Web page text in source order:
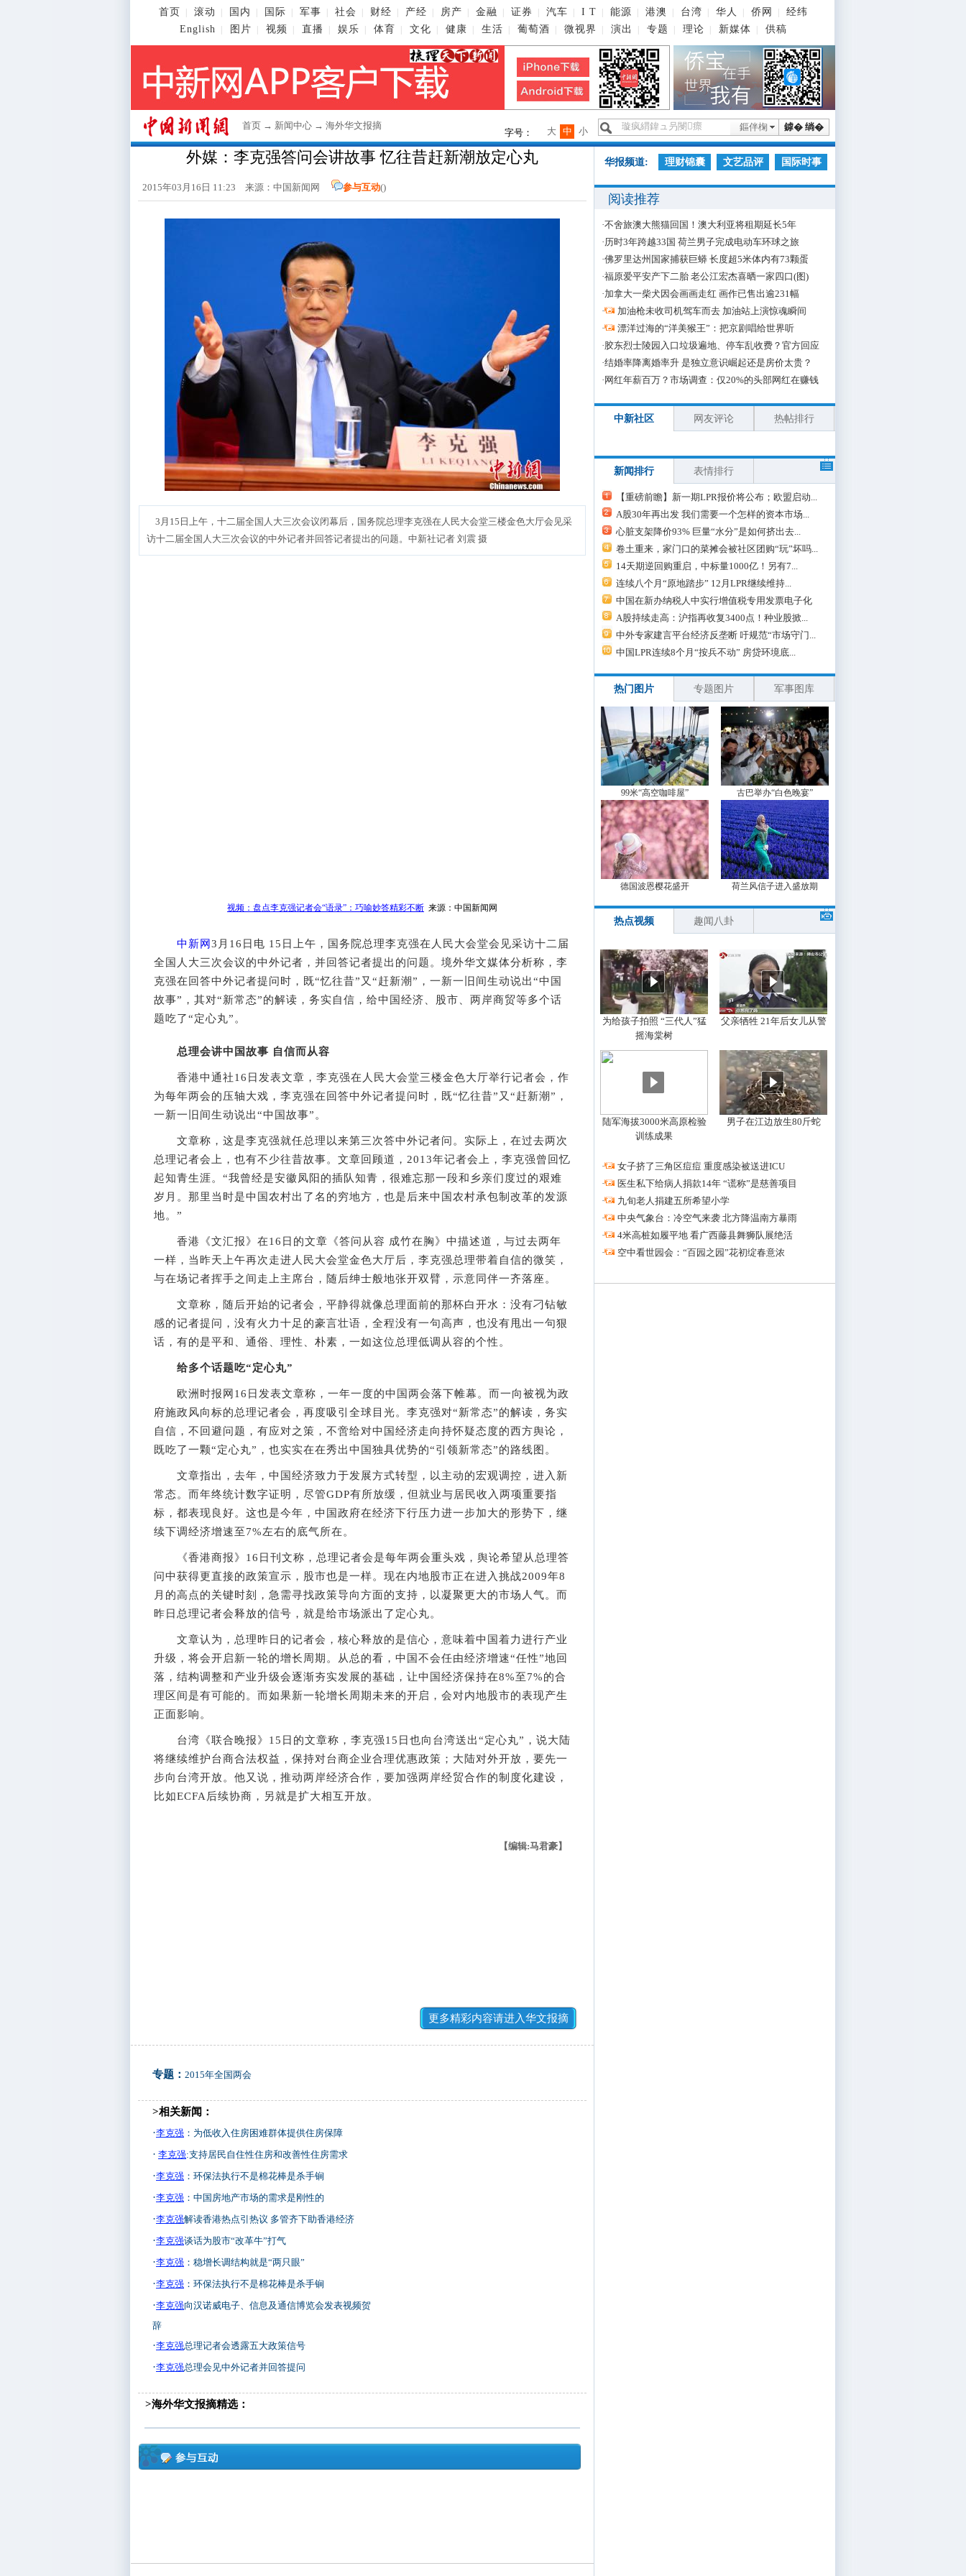
首页 滚动 国内 国际 军事 社会 财经 产经 房产 金融 证券 汽车 I T 能源 港澳 台湾 华人 侨网
经纬
English
图片 视频 直播 娱乐 体育 文化 健康 生活 葡萄酒 微视界 演出 专题 理论 新媒体 供稿
首页 → 新闻中心 → 海外华文报摘 鎼� 绱�
鏂伴椈
字号： 小
中
大
外媒：李克强答问会讲故事 忆往昔赶新潮放定心丸
2015年03月16日 11:23 来源： 中国新闻网 参与互动()
3月15日上午，十二届全国人大三次会议闭幕后，国务院总理李克强在人民大会堂三楼金色大厅会见采
访十二届全国人大三次会议的中外记者并回答记者提出的问题。中新社记者 刘震 摄
视频：盘点李克强记者会“语录”：巧喻妙答精彩不断来源：中国新闻网
中新网 3月16日电 15日上午，国务院总理李克强在人民大会堂会见采访十二届
全国人大三次会议的中外记者，并回答记者提出的问题。境外华文媒体分析称，李
克强在回答中外记者提问时，既“忆往昔”又“赶新潮”，一新一旧间生动说出“中国
故事”，其对“新常态”的解读，务实自信，给中国经济、股市、两岸商贸等多个话
题吃了“定心丸”。
总理会讲中国故事 自信而从容
香港中通社16日发表文章，李克强在人民大会堂三楼金色大厅举行记者会，作
为每年两会的压轴大戏，李克强在回答中外记者提问时，既“忆往昔”又“赶新潮”，
一新一旧间生动说出“中国故事”。
文章称，这是李克强就任总理以来第三次答中外记者问。实际上，在过去两次
总理记者会上，也有不少往昔故事。文章回顾道，2013年记者会上，李克强曾回忆
起知青生涯。“我曾经是安徽凤阳的插队知青，很难忘那一段和乡亲们度过的艰难
岁月。那里当时是中国农村出了名的穷地方，也是后来中国农村承包制改革的发源
地。”
香港《文汇报》在16日的文章《答问从容 成竹在胸》中描述道，与过去两年
一样，当昨天上午再次走进人民大会堂金色大厅后，李克强总理带着自信的微笑，
与在场记者挥手之间走上主席台，随后绅士般地张开双臂，示意同伴一齐落座。
文章称，随后开始的记者会，平静得就像总理面前的那杯白开水：没有刁钻敏
感的记者提问，没有火力十足的豪言壮语，全程没有一句高声，也没有甩出一句狠
话，有的是平和、通俗、理性、朴素，一如这位总理低调从容的个性。
给多个话题吃“定心丸”
欧洲时报网16日发表文章称，一年一度的中国两会落下帷幕。而一向被视为政
府施政风向标的总理记者会，再度吸引全球目光。李克强对“新常态”的解读，务实
自信，不回避问题，有应对之策，不啻给对中国经济走向持怀疑态度的西方舆论，
既吃了一颗“定心丸”，也实实在在秀出中国独具优势的“引领新常态”的路线图。
文章指出，去年，中国经济致力于发展方式转型，以主动的宏观调控，进入新
常态。而年终统计数字证明，尽管GDP有所放缓，但就业与居民收入两项重要指
标，都表现良好。这也是今年，中国政府在经济下行压力进一步加大的形势下，继
续下调经济增速至7%左右的底气所在。
《香港商报》16日刊文称，总理记者会是每年两会重头戏，舆论希望从总理答
问中获得更直接的政策宣示，股市也是一样。现在内地股市正在进入挑战2009年8
月的高点的关键时刻，急需寻找政策导向方面的支持，以凝聚更大的市场人气。而
昨日总理记者会释放的信号，就是给市场派出了定心丸。
文章认为，总理昨日的记者会，核心释放的是信心，意味着中国着力进行产业
升级，将会开启新一轮的增长周期。从总的看，中国不会任由经济增速“任性”地回
落，结构调整和产业升级会逐渐夯实发展的基础，让中国经济保持在8%至7%的合
理区间是有可能的。而如果新一轮增长周期未来的开启，会对内地股市的表现产生
正面影响。
台湾《联合晚报》15日的文章称，李克强15日也向台湾送出“定心丸”，说大陆
将继续维护台商合法权益，保持对台商企业合理优惠政策；大陆对外开放，要先一
步向台湾开放。他又说，推动两岸经济合作，要加强两岸经贸合作的制度化建设，
比如ECFA后续协商，另就是扩大相互开放。
【编辑:马君豪】
更多精彩内容请进入华文报摘
专题： 2015年全国两会
>相关新闻：
·李克强 ：为低收入住房困难群体提供住房保障
· 李克强:支持居民自住性住房和改善性住房需求
·李克强 ：环保法执行不是棉花棒是杀手锏
·李克强 ：中国房地产市场的需求是刚性的
·李克强解读香港热点引热议 多管齐下助香港经济
·李克强谈话为股市“改革牛”打气
·李克强 ：稳增长调结构就是“两只眼”
·李克强 ：环保法执行不是棉花棒是杀手锏
·李克强向汉诺威电子、信息及通信博览会发表视频贺
辞
·李克强总理记者会透露五大政策信号
·李克强总理会见中外记者并回答提问
>海外华文报摘精选：
华报频道: 理财锦囊 文艺品评 国际时事
阅读推荐
·不舍旅澳大熊猫回国！澳大利亚将租期延长5年
·历时3年跨越33国 荷兰男子完成电动车环球之旅
·佛罗里达州国家捕获巨蟒 长度超5米体内有73颗蛋
·福原爱平安产下二胎 老公江宏杰喜晒一家四口(图)
·加拿大一柴犬因会画画走红 画作已售出逾231幅
·
加油枪未收司机驾车而去 加油站上演惊魂瞬间
·
漂洋过海的“洋美猴王”：把京剧唱给世界听
·胶东烈士陵园入口垃圾遍地、停车乱收费？官方回应
·结婚率降离婚率升 是独立意识崛起还是房价太贵？
· 网红年薪百万？市场调查：仅20%的头部网红在赚钱
中新社区 网友评论 热帖排行
新闻排行 表情排行
【重磅前瞻】新一期LPR报价将公布；欧盟启动...
A股30年再出发 我们需要一个怎样的资本市场...
心脏支架降价93% 巨量“水分”是如何挤出去...
卷土重来，家门口的菜摊会被社区团购“玩”坏吗...
14天期逆回购重启，中标量1000亿！另有7...
连续八个月“原地踏步” 12月LPR继续维持...
中国在新办纳税人中实行增值税专用发票电子化
A股持续走高：沪指再收复3400点！种业股掀...
中外专家建言平台经济反垄断 吁规范“市场守门...
中国LPR连续8个月“按兵不动” 房贷环境底...
热门图片 专题图片 军事图库
99米“高空咖啡屋” 古巴举办“白色晚宴”
德国波恩樱花盛开 荷兰风信子进入盛放期
热点视频 趣闻八卦
为给孩子拍照 “三代人”猛
摇海棠树
父亲牺牲 21年后女儿从警
陆军海拔3000米高原检验
训练成果
男子在江边放生80斤蛇
·
女子挤了三角区痘痘 重度感染被送进ICU
·
医生私下给病人捐款14年 “谎称”是慈善项目
·
九旬老人捐建五所希望小学
·
中央气象台：冷空气来袭 北方降温南方暴雨
·
4米高桩如履平地 看广西藤县舞狮队展绝活
·
空中看世园会：“百园之园”花初绽春意浓